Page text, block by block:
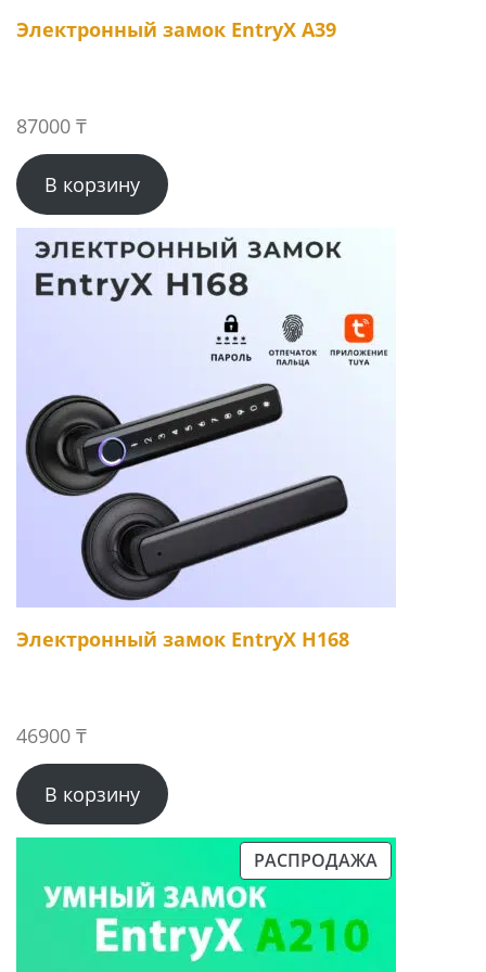
Электронный замок EntryX A39
87000 ₸
В корзину
Электронный замок EntryX H168
46900 ₸
В корзину
РАСПРОДАЖА
ПРОДАВАЕМЫЙ
ТОВАР